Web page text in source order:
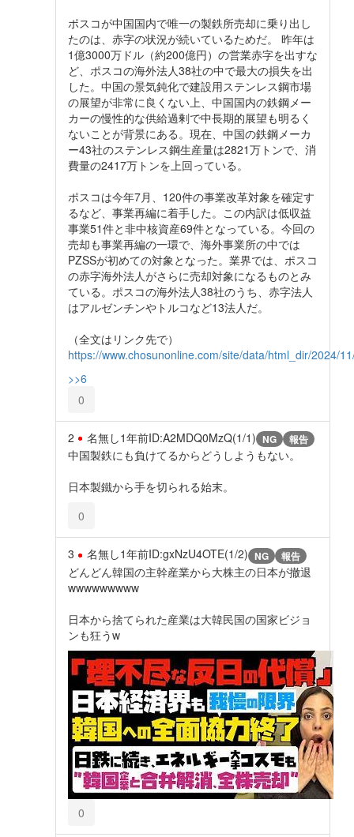
ポスコが中国国内で唯一の製鉄所売却に乗り出し
たのは、赤字の状況が続いているためだ。 昨年は
1億3000万ドル（約200億円）の営業赤字を出すな
ど、ポスコの海外法人38社の中で最大の損失を出
した。中国の景気鈍化で建設用ステンレス鋼市場
の展望が非常に良くない上、中国国内の鉄鋼メー
カーの慢性的な供給過剰で中長期的展望も明るく
ないことが背景にある。現在、中国の鉄鋼メーカ
ー43社のステンレス鋼生産量は2821万トンで、消
費量の2417万トンを上回っている。
ポスコは今年7月、120件の事業改革対象を確定す
るなど、事業再編に着手した。この内訳は低収益
事業51件と非中核資産69件となっている。今回の
売却も事業再編の一環で、海外事業所の中では
PZSSが初めての対象となった。業界では、ポスコ
の赤字海外法人がさらに売却対象になるものとみ
ている。ポスコの海外法人38社のうち、赤字法人
はアルゼンチンやトルコなど13法人だ。
（全文はリンク先で）
https://www.chosunonline.com/site/data/html_dir/2024/
>>6
0
2 名無し1年前ID:A2MDQ0MzQ(1/1) NG 報告
中国製鉄にも負けてるからどうしようもない。
日本製鐵から手を切られる始末。
0
3 名無し1年前ID:gxNzU4OTE(1/2) NG 報告
どんどん韓国の主幹産業から大株主の日本が撤退
wwwwwwwww
日本から捨てられた産業は大韓民国の国家ビジョ
ンも狂うw
0